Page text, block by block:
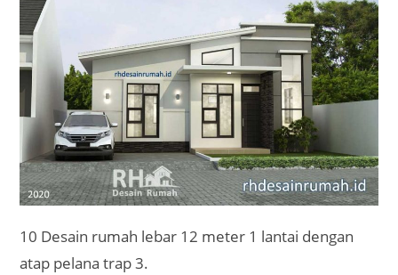
10 Desain rumah lebar 12 meter 1 lantai dengan
atap pelana trap 3.